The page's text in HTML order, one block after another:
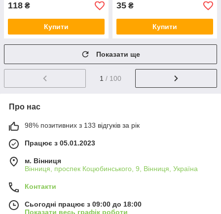
118 ₴
Купити
35 ₴
Купити
Показати ще
1 / 100
Про нас
98% позитивних з 133 відгуків за рік
Працює з 05.01.2023
м. Вінниця
Вінниця, проспек Коцюбинського, 9, Вінниця, Україна
Контакти
Сьогодні працює з 09:00 до 18:00
Показати весь графік роботи